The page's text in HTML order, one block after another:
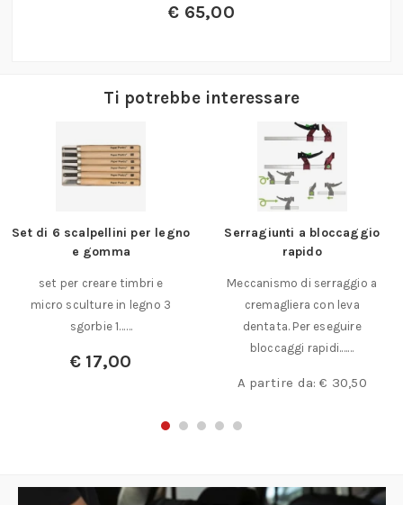
€ 65,00
Ti potrebbe interessare
Set di 6 scalpellini per legno
e gomma
set per creare timbri e
micro sculture in legno 3
sgorbie 1……
€ 17,00
Serragiunti a bloccaggio
rapido
Meccanismo di serraggio a
cremagliera con leva
dentata. Per eseguire
bloccaggi rapidi.……
A partire da:€ 30,50